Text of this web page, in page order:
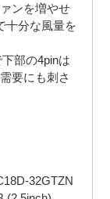
ンを増やせ
十分な風量を
部の4pinは
要にも刺さ
32GTZN